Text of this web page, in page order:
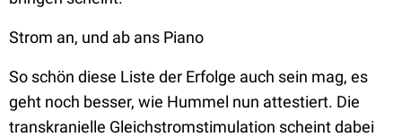
Strom an, und ab ans Piano
So schön diese Liste der Erfolge auch sein mag, es
geht noch besser, wie Hummel nun attestiert. Die
transkranielle Gleichstromstimulation scheint dabei